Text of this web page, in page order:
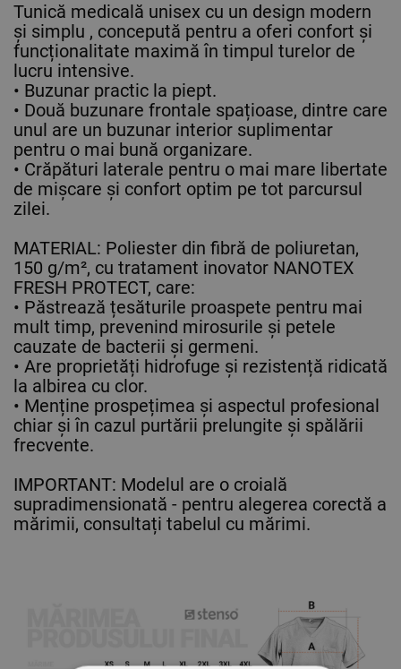
Tunică medicală unisex cu un design modern
și simplu , concepută pentru a oferi confort și
funcționalitate maximă în timpul turelor de
lucru intensive.
• Buzunar practic la piept.
• Două buzunare frontale spațioase, dintre care
unul are un buzunar interior suplimentar
pentru o mai bună organizare.
• Crăpături laterale pentru o mai mare libertate
de mișcare și confort optim pe tot parcursul
zilei.
MATERIAL: Poliester din fibră de poliuretan,
150 g/m², cu tratament inovator NANOTEX
FRESH PROTECT, care:
• Păstrează țesăturile proaspete pentru mai
mult timp, prevenind mirosurile și petele
cauzate de bacterii și germeni.
• Are proprietăți hidrofuge și rezistență ridicată
la albirea cu clor.
• Menține prospețimea și aspectul profesional
chiar și în cazul purtării prelungite și spălării
frecvente.
IMPORTANT: Modelul are o croială
supradimensionată - pentru alegerea corectă a
mărimii, consultați tabelul cu mărimi.